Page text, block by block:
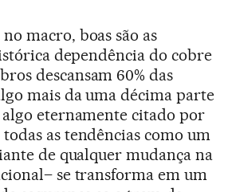
macro, boas são as
dependência do cobre
descansam 60% das
mais da uma décima parte
eternamente citado por
as tendências como um
de qualquer mudança na
se transforma em um